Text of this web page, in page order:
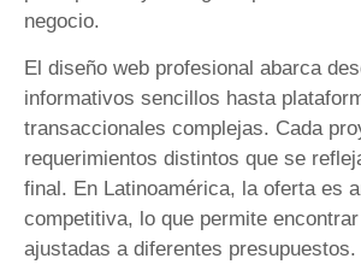
negocio.
El diseño web profesional abarca
informativos sencillos hasta
transaccionales complejas. Cada
requerimientos distintos que se
final. En Latinoamérica, la oferta es
competitiva, lo que permite
ajustadas a diferentes presupuestos.